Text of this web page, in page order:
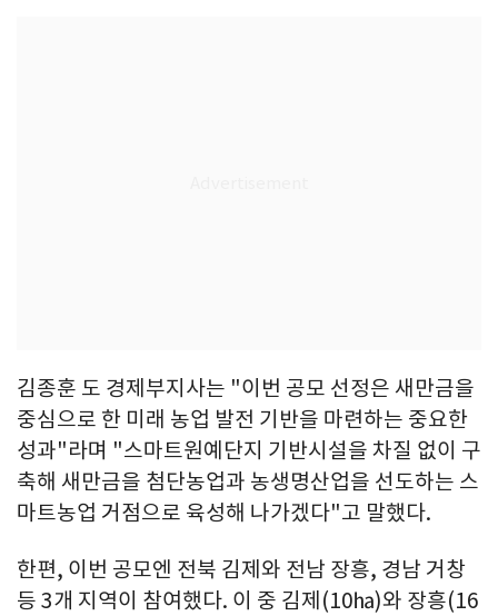
김종훈 도 경제부지사는 "이번 공모 선정은 새만금을
중심으로 한 미래 농업 발전 기반을 마련하는 중요한
성과"라며 "스마트원예단지 기반시설을 차질 없이 구
축해 새만금을 첨단농업과 농생명산업을 선도하는 스
마트농업 거점으로 육성해 나가겠다"고 말했다.
한편, 이번 공모엔 전북 김제와 전남 장흥, 경남 거창
등 3개 지역이 참여했다. 이 중 김제(10㏊)와 장흥(16